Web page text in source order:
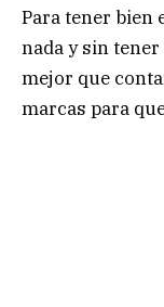
Para tener bien
nada y sin
mejor que
marcas para